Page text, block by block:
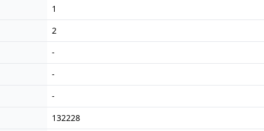
1
2
-
-
-
132228